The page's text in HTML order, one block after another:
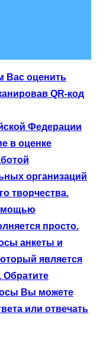
Вас оценить
QR-код
Федерации
в оценке
организаций
творчества.
просто.
анкеты и
является
Вы можете
или отвечать